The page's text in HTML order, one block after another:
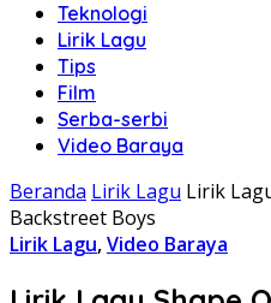
Teknologi
Lirik Lagu
Tips
Film
Serba-serbi
Video Baraya
Beranda Lirik Lagu Lirik
Backstreet Boys
Lirik Lagu,Video Baraya